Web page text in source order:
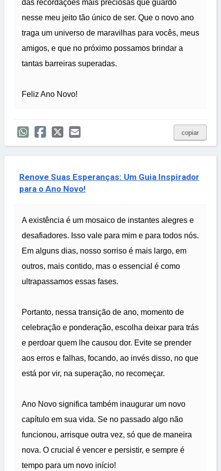
das recordações mais preciosas que guardo
nesse meu jeito tão único de ser. Que o novo ano
traga um universo de maravilhas para vocês, meus
amigos, e que no próximo possamos brindar a
tantas barreiras superadas.
Feliz Ano Novo!
copiar
Renove Suas Esperanças: Um Guia Inspirador
para o Ano Novo!
A existência é um mosaico de instantes alegres e
desafiadores. Isso vale para mim e para todos nós.
Em alguns dias, nosso sorriso é mais largo, em
outros, mais contido, mas o essencial é como
ultrapassamos essas fases.
Portanto, nessa transição de ano, momento de
celebração e ponderação, escolha deixar para trás
e perdoar quem lhe causou dor. Evite se prender
aos erros e falhas, focando, ao invés disso, no que
está por vir, na superação, no recomeçar.
Ano Novo significa também inaugurar um novo
capítulo em sua vida. Se no passado algo não
funcionou, arrisque outra vez, só que de maneira
nova. O crucial é vencer e persistir, e sempre é
tempo para um novo início!